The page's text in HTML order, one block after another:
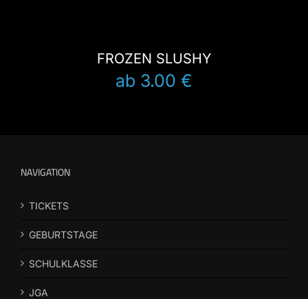
FROZEN SLUSHY
ab 3.00 €
NAVIGATION
TICKETS
GEBURTSTAGE
SCHULKLASSE
JGA